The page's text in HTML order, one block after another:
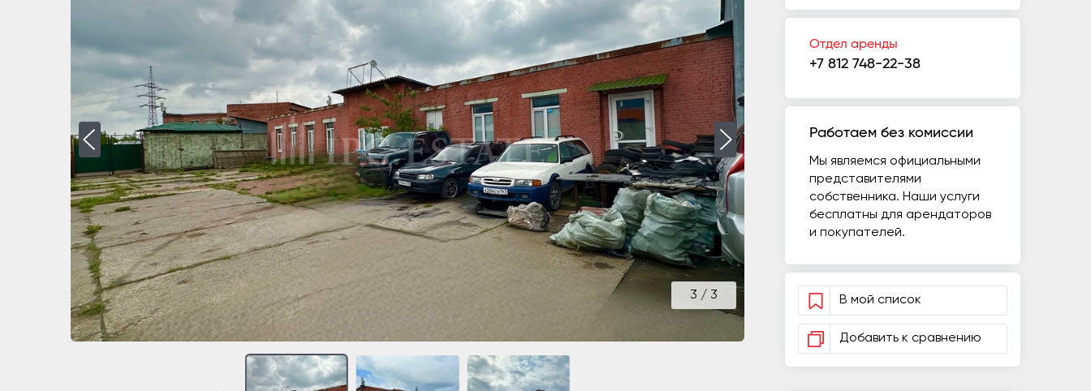
3 / 3
Отдел аренды
+7 812 748-22-38
Работаем без комиссии
Мы являемся официальными
представителями
собственника. Наши услуги
бесплатны для арендаторов
и покупателей.
В мой список
Добавить к сравнению